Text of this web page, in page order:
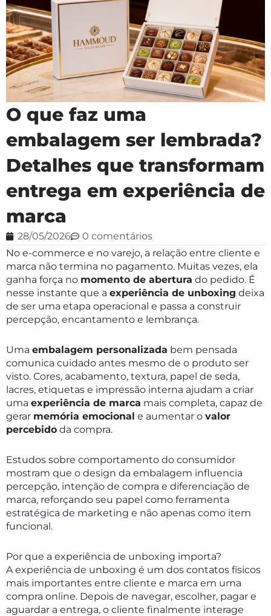
O que faz uma
embalagem ser lembrada?
Detalhes que transformam
entrega em experiência de
marca
28/05/2026
0 comentários
No e-commerce e no varejo, a relação entre cliente e
marca não termina no pagamento. Muitas vezes, ela
ganha força no momento de abertura do pedido. É
nesse instante que a experiência de unboxing deixa
de ser uma etapa operacional e passa a construir
percepção, encantamento e lembrança.
Uma embalagem personalizada bem pensada
comunica cuidado antes mesmo de o produto ser
visto. Cores, acabamento, textura, papel de seda,
lacres, etiquetas e impressão interna ajudam a criar
uma experiência de marca mais completa, capaz de
gerar memória emocional e aumentar o valor
percebido da compra.
Estudos sobre comportamento do consumidor
mostram que o design da embalagem influencia
percepção, intenção de compra e diferenciação de
marca, reforçando seu papel como ferramenta
estratégica de marketing e não apenas como item
funcional.
Por que a experiência de unboxing importa?
A experiência de unboxing é um dos contatos físicos
mais importantes entre cliente e marca em uma
compra online. Depois de navegar, escolher, pagar e
aguardar a entrega, o cliente finalmente interage